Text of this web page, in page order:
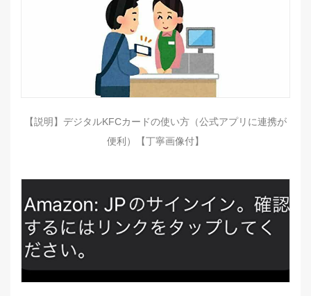
【説明】デジタルKFCカードの使い方（公式アプリに連携が
便利）【丁寧画像付】